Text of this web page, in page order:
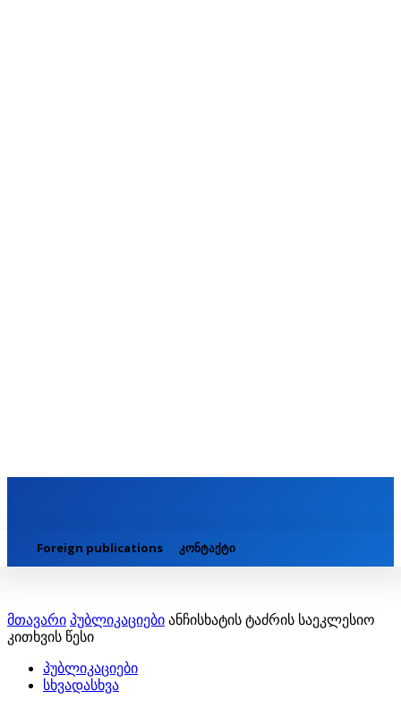
Foreign publications კონტაქტი
მთავარი პუბლიკაციები ანჩისხატის ტაძრის საეკლესიო
კითხვის წესი
პუბლიკაციები
სხვადასხვა